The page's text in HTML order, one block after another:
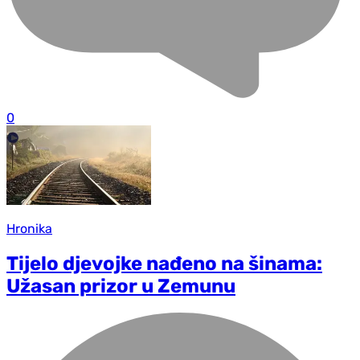
0
Hronika
Tijelo djevojke nađeno na šinama:
Užasan prizor u Zemunu